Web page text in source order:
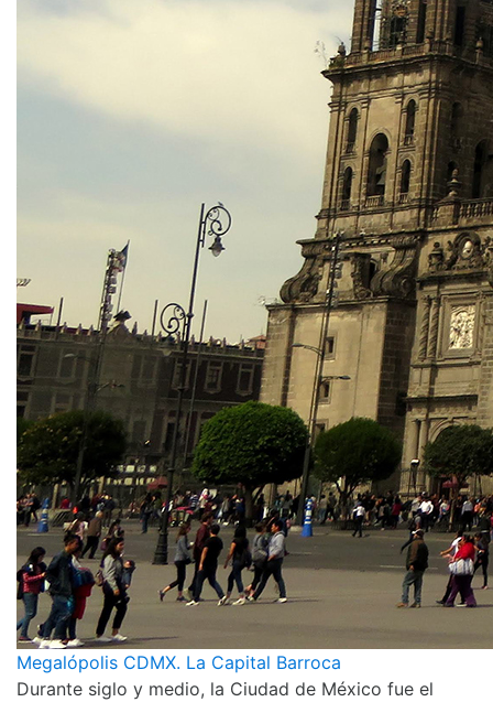
Megalópolis CDMX. La Capital Barroca
Durante siglo y medio, la Ciudad de México fue el